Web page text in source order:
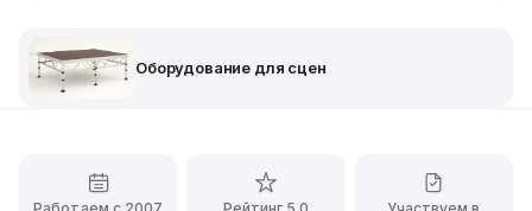
Оборудование для сцен